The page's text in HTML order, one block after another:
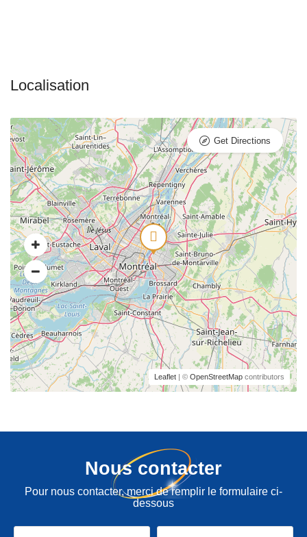
Leaflet | © OpenStreetMap contributors
Get Directions
Nous contacter
Pour nous contacter, merci de remplir le formulaire ci-
dessous